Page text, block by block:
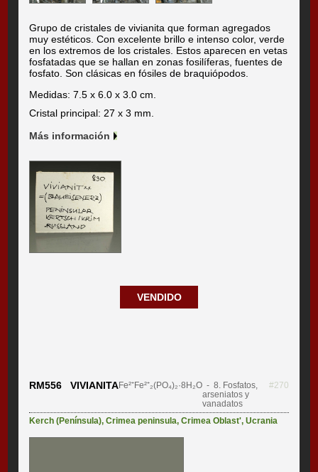
Grupo de cristales de vivianita que forman agregados
muy estéticos. Con excelente brillo e intenso color, verde
en los extremos de los cristales. Estos aparecen en vetas
fosfatadas que se hallan en zonas fosilíferas, fuentes de
fosfato. Son clásicas en fósiles de braquiópodos.
Medidas: 7.5 x 6.0 x 3.0 cm.
Cristal principal: 27 x 3 mm.
Más información
VENDIDO
RM556 VIVIANITAFe²⁺Fe²⁺₂(PO₄)₂·8H₂O - 8. Fosfatos,
arseniatos y
vanadatos
#270
Kerch (Península),Crimea peninsula,Crimea Oblast',Ucrania